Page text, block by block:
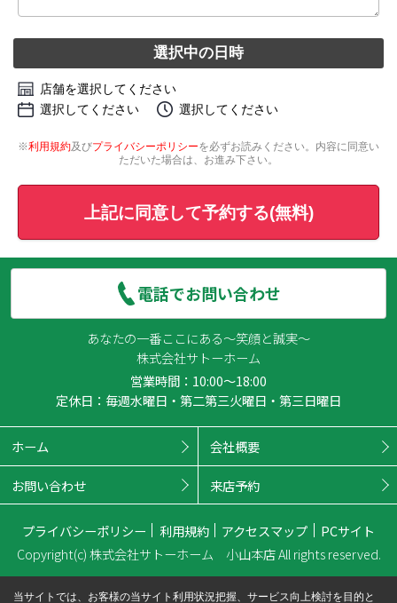
選択中の日時
店舗を選択してください
選択してください
選択してください
※利用規約及びプライバシーポリシーを必ずお読みください。内容に同意い
ただいた場合は、お進み下さい。
上記に同意して予約する(無料)
電話でお問い合わせ
あなたの一番ここにある～笑顔と誠実～
株式会社サトーホーム
営業時間：10:00～18:00
定休日：毎週水曜日・第二第三火曜日・第三日曜日
ホーム 会社概要
お問い合わせ 来店予約
プライバシーポリシー 利用規約 アクセスマップ
PCサイト
Copyright(c) 株式会社サトーホーム 小山本店 All rights reserved.
当サイトでは、お客様の当サイト利用状況把握、サービス向上検討を目的と